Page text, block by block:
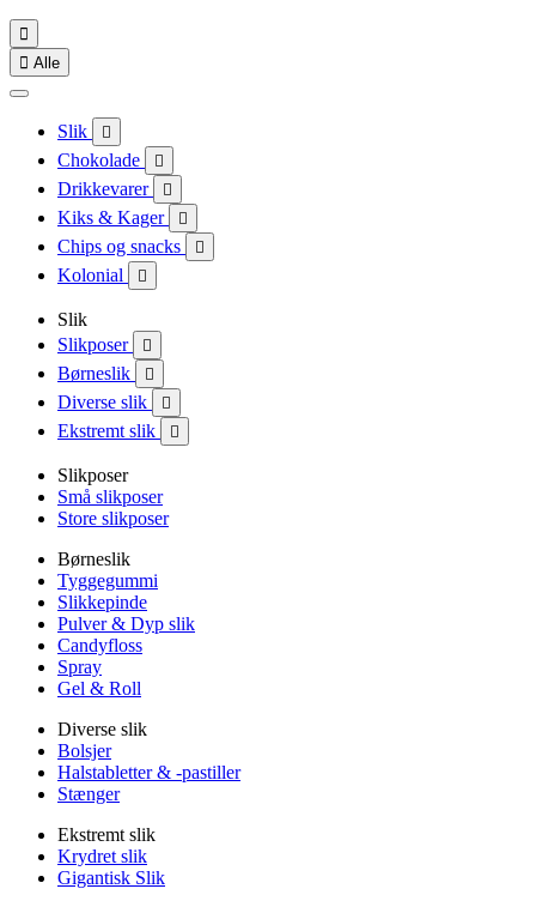

 Alle
Slik 
Chokolade 
Drikkevarer 
Kiks & Kager 
Chips og snacks 
Kolonial 
Slik
Slikposer

Børneslik 
Diverse slik 
Ekstremt slik 
Slikposer
Små slikposer
Store slikposer
Børneslik
Tyggegummi
Slikkepinde
Pulver & Dyp slik
Candyfloss
Spray
Gel & Roll
Diverse slik
Bolsjer
Halstabletter & -pastiller
Stænger
Ekstremt slik
Krydret slik
Gigantisk Slik